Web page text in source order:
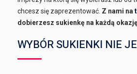
chcesz się zaprezentować. Z nami na
dobierzesz sukienkę na każdą
WYBÓR SUKIENKI NIE